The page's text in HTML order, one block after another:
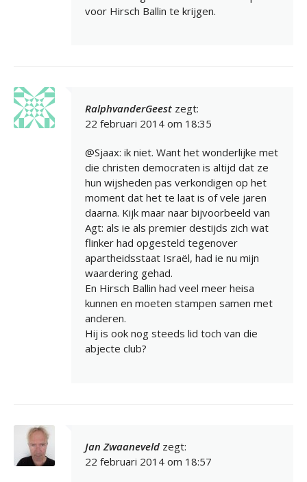
voor Hirsch Ballin te krijgen.
RalphvanderGeest zegt:
22 februari 2014 om 18:35
@Sjaax: ik niet. Want het wonderlijke met
die christen democraten is altijd dat ze
hun wijsheden pas verkondigen op het
moment dat het te laat is of vele jaren
daarna. Kijk maar naar bijvoorbeeld van
Agt: als ie als premier destijds zich wat
flinker had opgesteld tegenover
apartheidsstaat Israël, had ie nu mijn
waardering gehad.
En Hirsch Ballin had veel meer heisa
kunnen en moeten stampen samen met
anderen.
Hij is ook nog steeds lid toch van die
abjecte club?
Jan Zwaaneveld zegt:
22 februari 2014 om 18:57